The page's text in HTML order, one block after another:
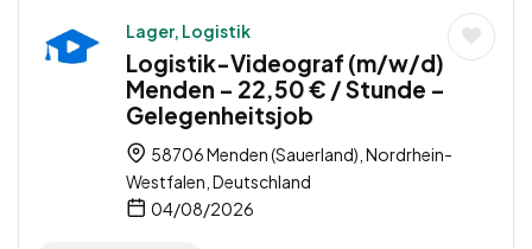
Lager, Logistik
Logistik-Videograf (m/w/d)
Menden – 22,50 € / Stunde –
Gelegenheitsjob
58706 Menden (Sauerland), Nordrhein-
Westfalen, Deutschland
04/08/2026